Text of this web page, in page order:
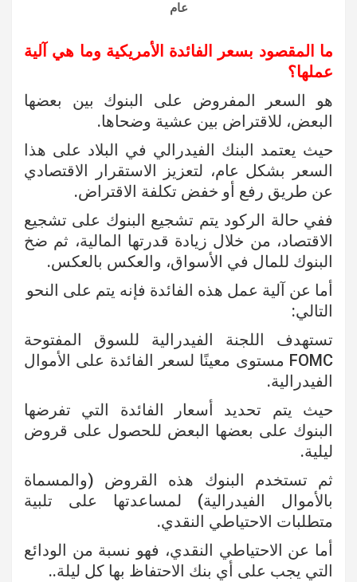
عام
ما المقصود بسعر الفائدة الأمريكية وما هي آلية
عملها؟
هو السعر المفروض على البنوك بين بعضها
البعض، للاقتراض بين عشية وضحاها.
حيث يعتمد البنك الفيدرالي في البلاد على هذا
السعر بشكل عام، لتعزيز الاستقرار الاقتصادي
عن طريق رفع أو خفض تكلفة الاقتراض.
ففي حالة الركود يتم تشجيع البنوك على تشجيع
الاقتصاد، من خلال زيادة قدرتها المالية، ثم ضخ
البنوك للمال في الأسواق، والعكس بالعكس.
أما عن آلية عمل هذه الفائدة فإنه يتم على النحو
التالي:
تستهدف اللجنة الفيدرالية للسوق المفتوحة
FOMC مستوى معينًا لسعر الفائدة على الأموال
الفيدرالية.
حيث يتم تحديد أسعار الفائدة التي تفرضها
البنوك على بعضها البعض للحصول على قروض
ليلية.
ثم تستخدم البنوك هذه القروض (والمسماة
بالأموال الفيدرالية) لمساعدتها على تلبية
متطلبات الاحتياطي النقدي.
أما عن الاحتياطي النقدي، فهو نسبة من الودائع
التي يجب على أي بنك الاحتفاظ بها كل ليلة..